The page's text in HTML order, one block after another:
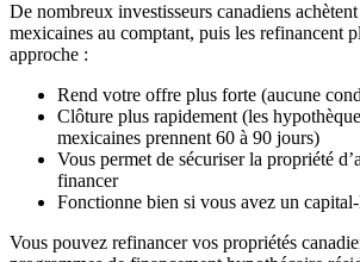
De nombreux investisseurs canadiens
mexicaines au comptant, puis les refinancent
approche :
Rend votre offre plus forte (aucune
Clôture plus rapidement (les
mexicaines prennent 60 à 90 jours)
Vous permet de sécuriser la propriété
financer
Fonctionne bien si vous avez un
Vous pouvez refinancer vos propriétés